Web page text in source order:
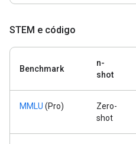
STEM e código
Benchmark
n-
shot
MMLU (Pro)
Zero-
shot